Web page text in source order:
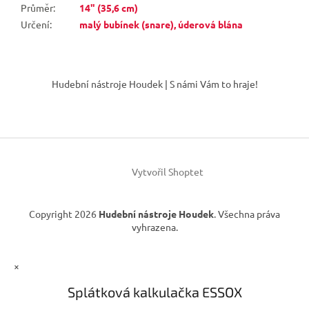
Průměr:
14" (35,6 cm)
Určení: malý bubínek (snare), úderová blána
í
Hudební nástroje Houdek | S námi Vám to hraje!
Vytvořil Shoptet
Copyright 2026 Hudební nástroje Houdek. Všechna práva
vyhrazena.
×
Splátková kalkulačka ESSOX